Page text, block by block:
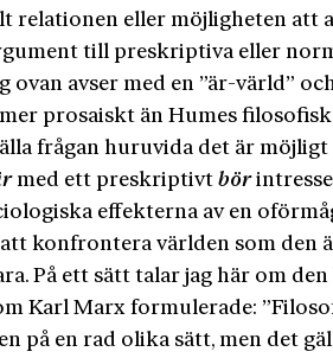
relationen eller möjligheten att
till preskriptiva eller
ovan avser med en ”är-värld”
prosaiskt än Humes
frågan huruvida det är
med ett preskriptivtbör
effekterna av en
konfrontera världen som den
På ett sätt talar jag här om
Karl Marx formulerade:
på en rad olika sätt, men det